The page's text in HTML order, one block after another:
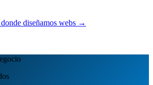
diseñamos webs →